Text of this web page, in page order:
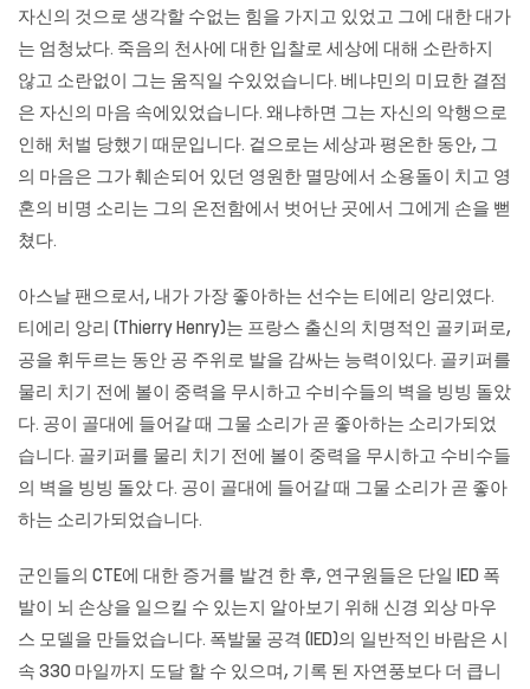
자신의 것으로 생각할 수없는 힘을 가지고 있었고 그에 대한 대가
는 엄청났다. 죽음의 천사에 대한 입찰로 세상에 대해 소란하지
않고 소란없이 그는 움직일 수있었습니다. 베냐민의 미묘한 결점
은 자신의 마음 속에있었습니다. 왜냐하면 그는 자신의 악행으로
인해 처벌 당했기 때문입니다. 겉으로는 세상과 평온한 동안, 그
의 마음은 그가 훼손되어 있던 영원한 멸망에서 소용돌이 치고 영
혼의 비명 소리는 그의 온전함에서 벗어난 곳에서 그에게 손을 뻗
쳤다.
아스날 팬으로서, 내가 가장 좋아하는 선수는 티에리 앙리였다.
티에리 앙리 (Thierry Henry)는 프랑스 출신의 치명적인 골키퍼로,
공을 휘두르는 동안 공 주위로 발을 감싸는 능력이있다. 골키퍼를
물리 치기 전에 볼이 중력을 무시하고 수비수들의 벽을 빙빙 돌았
다. 공이 골대에 들어갈 때 그물 소리가 곧 좋아하는 소리가되었
습니다. 골키퍼를 물리 치기 전에 볼이 중력을 무시하고 수비수들
의 벽을 빙빙 돌았 다. 공이 골대에 들어갈 때 그물 소리가 곧 좋아
하는 소리가되었습니다.
군인들의 CTE에 대한 증거를 발견 한 후, 연구원들은 단일 IED 폭
발이 뇌 손상을 일으킬 수 있는지 알아보기 위해 신경 외상 마우
스 모델을 만들었습니다. 폭발물 공격 (IED)의 일반적인 바람은 시
속 330 마일까지 도달 할 수 있으며, 기록 된 자연풍보다 더 큽니